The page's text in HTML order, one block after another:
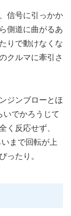
信号に引っかか
側道に曲がるあ
りで動けなくな
クルマに牽引さ
ジンブローとほ
いでかろうじて
く反応せず、
まで回転が上
ったり。